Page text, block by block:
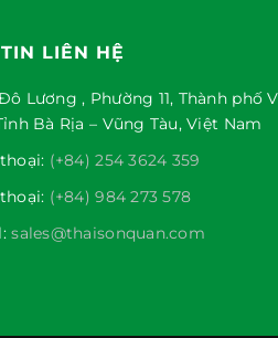
LIÊN HỆ
Lương , Phường 11, Thành phố
Bà Rịa – Vũng Tàu, Việt Nam
(+84) 254 3624 359
(+84) 984 273 578
sales@thaisonquan.com